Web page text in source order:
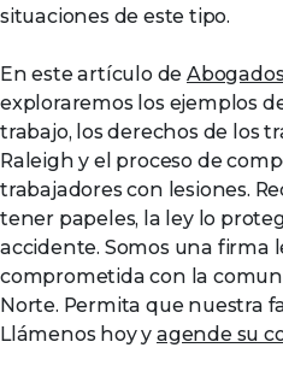
situaciones de este tipo.
En este artículo de
exploraremos los ejemplos
trabajo, los derechos de los
Raleigh y el proceso de
trabajadores con lesiones.
tener papeles, la ley lo
accidente. Somos una firma
comprometida con la
Norte. Permita que nuestra
Llámenos hoy yagende su